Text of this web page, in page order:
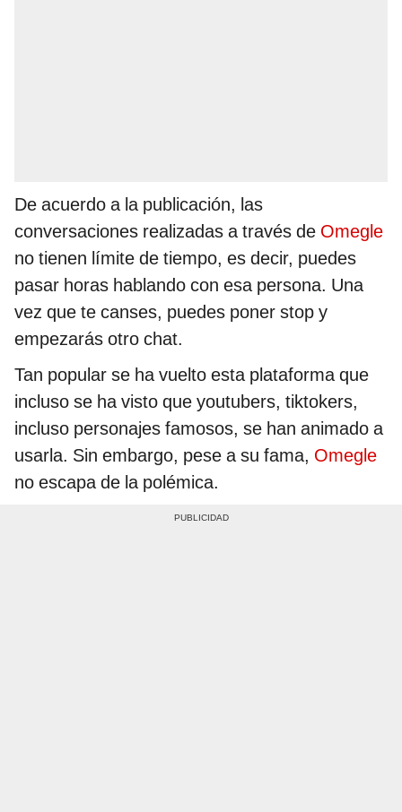
De acuerdo a la publicación, las
conversaciones realizadas a través de Omegle
no tienen límite de tiempo, es decir, puedes
pasar horas hablando con esa persona. Una
vez que te canses, puedes poner stop y
empezarás otro chat.
Tan popular se ha vuelto esta plataforma que
incluso se ha visto que youtubers, tiktokers,
incluso personajes famosos, se han animado a
usarla. Sin embargo, pese a su fama, Omegle
no escapa de la polémica.